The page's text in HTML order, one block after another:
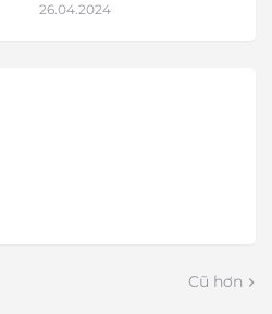
26.04.2024
Cũ hơn